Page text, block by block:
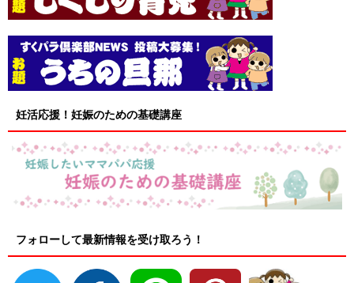
妊活応援！妊娠のための基礎講座
フォローして最新情報を受け取ろう！